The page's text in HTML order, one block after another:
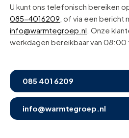
U kunt ons telefonisch bereiken
085-4016209 , of via een bericht
info@warmtegroep.nl . Onze
werkdagen bereikbaar van 08:00
085 401 6209
info@warmtegroep.nl